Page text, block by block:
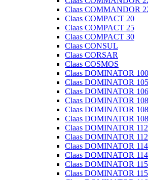
Claas COMMANDOR
Claas COMPACT 20
Claas COMPACT 25
Claas COMPACT 30
Claas CONSUL
Claas CORSAR
Claas COSMOS
Claas DOMINATOR 100
Claas DOMINATOR 105
Claas DOMINATOR 106
Claas DOMINATOR 108
Claas DOMINATOR
Claas DOMINATOR
Claas DOMINATOR 112
Claas DOMINATOR
Claas DOMINATOR 114
Claas DOMINATOR
Claas DOMINATOR 115
Claas DOMINATOR